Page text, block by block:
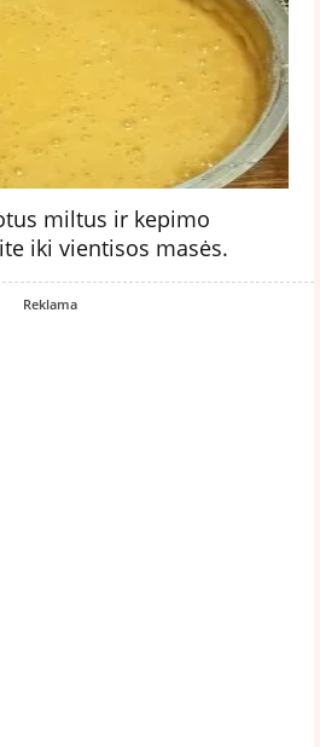
miltus ir kepimo
iki vientisos masės.
Reklama